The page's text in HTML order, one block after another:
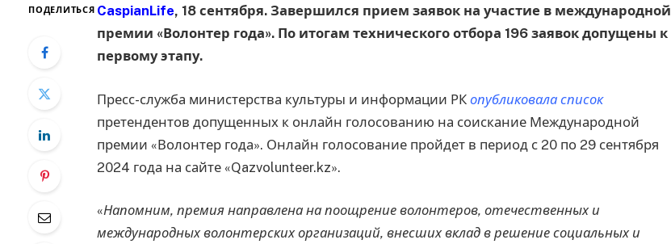
ПОДЕЛИТЬСЯ CaspianLife, 18 сентября. Завершился прием заявок на участие в международной
премии «Волонтер года». По итогам технического отбора 196 заявок допущены к
первому этапу.
Пресс-служба министерства культуры и информации РК опубликовала список
претендентов допущенных к онлайн голосованию на соискание Международной
премии «Волонтер года». Онлайн голосование пройдет в период с 20 по 29 сентября
2024 года на сайте «Qazvolunteer.kz».
«Напомним, премия направлена на поощрение волонтеров, отечественных и
международных волонтерских организаций, внесших вклад в решение социальных и